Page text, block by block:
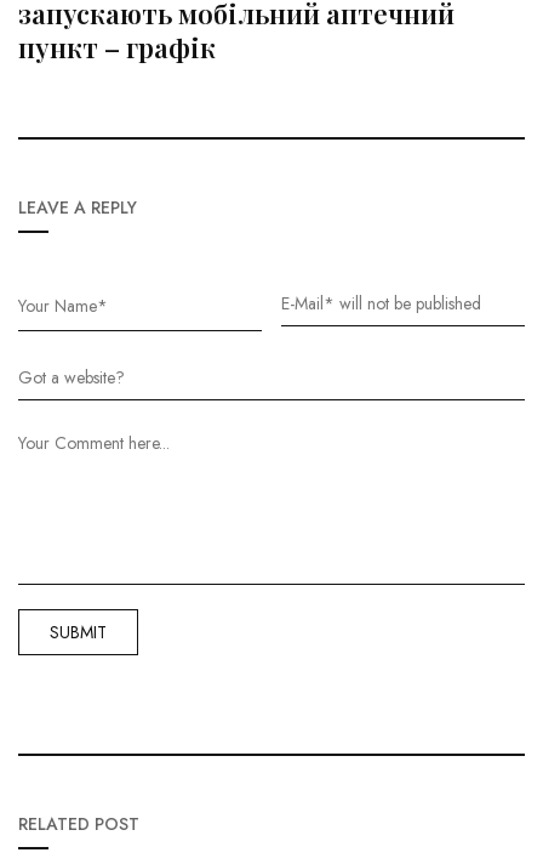
запускають мобільний аптечний
пункт – графік
LEAVE A REPLY
RELATED POST